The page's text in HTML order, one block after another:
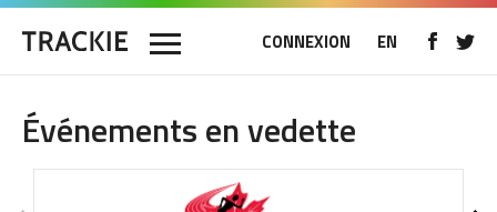
CONNEXION EN
Événements en vedette